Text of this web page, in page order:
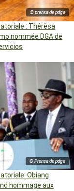
© prensa de pdge
: Thérèsa
nommée DGA de
© Prensa de pdge
Obiang
hommage aux